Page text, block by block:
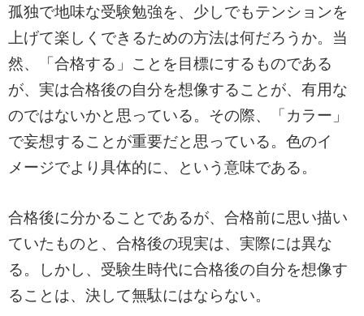
孤独で地味な受験勉強を、少しでもテンションを
上げて楽しくできるための方法は何だろうか。当
然、「合格する」ことを目標にするものである
が、実は合格後の自分を想像することが、有用な
のではないかと思っている。その際、「カラー」
で妄想することが重要だと思っている。色のイ
メージでより具体的に、という意味である。
合格後に分かることであるが、合格前に思い描い
ていたものと、合格後の現実は、実際には異な
る。しかし、受験生時代に合格後の自分を想像す
ることは、決して無駄にはならない。